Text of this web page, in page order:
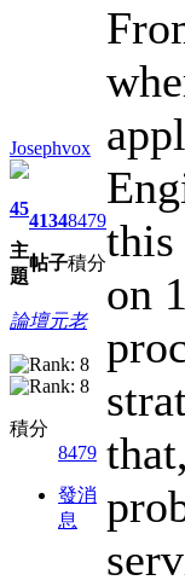
Josephvox
45
主
題
4134
帖子
8479
積分
論壇元老
積分
8479
發消
息
this
on